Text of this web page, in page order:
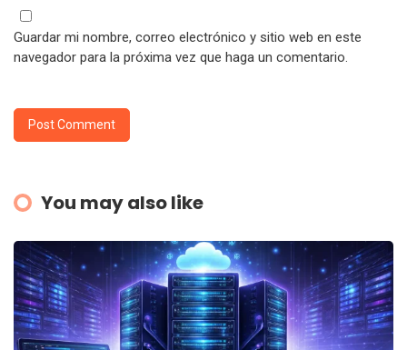
Guardar mi nombre, correo electrónico y sitio web en este
navegador para la próxima vez que haga un comentario.
You may also like